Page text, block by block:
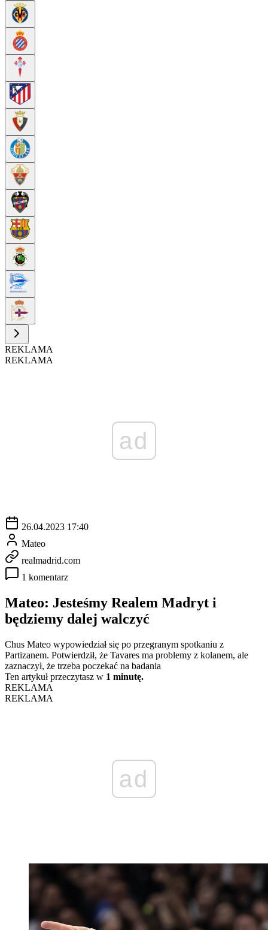
REKLAMA
REKLAMA
ad
26.04.2023 17:40
Mateo
realmadrid.com
1 komentarz
Mateo: Jesteśmy Realem Madryt i
będziemy dalej walczyć
Chus Mateo wypowiedział się po przegranym spotkaniu z
Partizanem. Potwierdził, że Tavares ma problemy z kolanem, ale
zaznaczył, że trzeba poczekać na badania
Ten artykuł przeczytasz w 1 minutę.
REKLAMA
REKLAMA
ad